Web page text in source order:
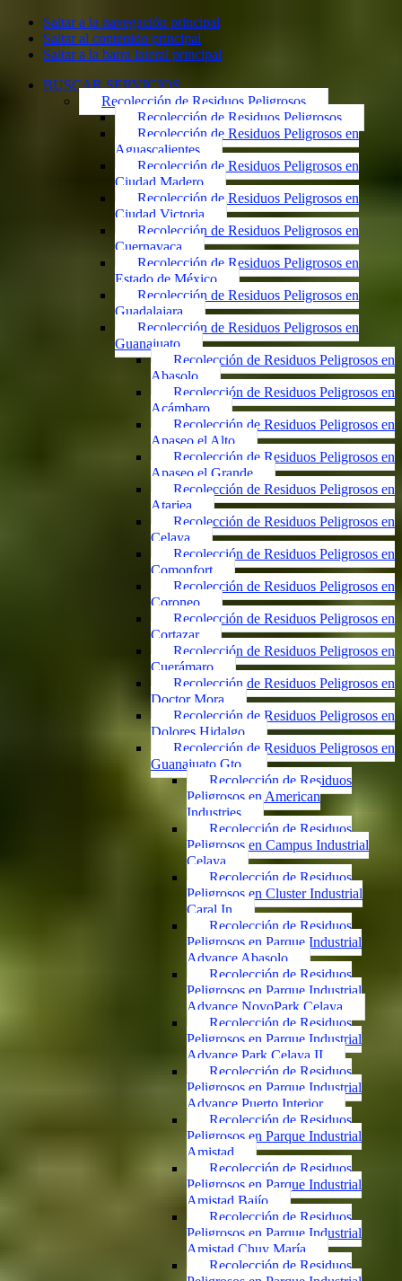
Saltar a la navegación principal
Saltar al contenido principal
Saltar a la barra lateral principal
BUSCAR SERVICIOS
Recolección de Residuos Peligrosos
Recolección de Residuos Peligrosos
Recolección de Residuos Peligrosos en
Aguascalientes
Recolección de Residuos Peligrosos en
Ciudad Madero
Recolección de Residuos Peligrosos en
Ciudad Victoria
Recolección de Residuos Peligrosos en
Cuernavaca
Recolección de Residuos Peligrosos en
Estado de México
Recolección de Residuos Peligrosos en
Guadalajara
Recolección de Residuos Peligrosos en
Guanajuato
Recolección de Residuos Peligrosos en
Abasolo
Recolección de Residuos Peligrosos en
Acámbaro
Recolección de Residuos Peligrosos en
Apaseo el Alto
Recolección de Residuos Peligrosos en
Apaseo el Grande
Recolección de Residuos Peligrosos en
Atarjea
Recolección de Residuos Peligrosos en
Celaya
Recolección de Residuos Peligrosos en
Comonfort
Recolección de Residuos Peligrosos en
Coroneo
Recolección de Residuos Peligrosos en
Cortazar
Recolección de Residuos Peligrosos en
Cuerámaro
Recolección de Residuos Peligrosos en
Doctor Mora
Recolección de Residuos Peligrosos en
Dolores Hidalgo
Recolección de Residuos Peligrosos en
Guanajuato Gto.
Recolección de Residuos
Peligrosos en American
Industries
Recolección de Residuos
Peligrosos en Campus Industrial
Celaya
Recolección de Residuos
Peligrosos en Cluster Industrial
Caral In
Recolección de Residuos
Peligrosos en Parque Industrial
Advance Abasolo
Recolección de Residuos
Peligrosos en Parque Industrial
Advance NovoPark Celaya
Recolección de Residuos
Peligrosos en Parque Industrial
Advance Park Celaya II
Recolección de Residuos
Peligrosos en Parque Industrial
Advance Puerto Interior
Recolección de Residuos
Peligrosos en Parque Industrial
Amistad
Recolección de Residuos
Peligrosos en Parque Industrial
Amistad Bajío
Recolección de Residuos
Peligrosos en Parque Industrial
Amistad Chuy María
Recolección de Residuos